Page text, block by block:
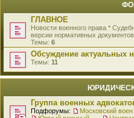
ГЛАВНОЕ
Новости военного права *
версии нормативных
Темы: 6
Обсуждение актуальных
Темы: 11
Группа военных
Подфорумы: